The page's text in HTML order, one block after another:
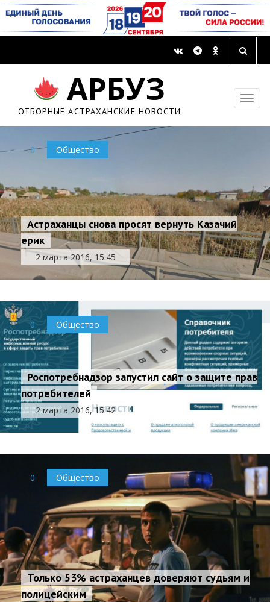
АРБУЗ
ОТБОРНЫЕ АСТРАХАНСКИЕ НОВОСТИ
0 Общество
Астраханцы снова просят вернуть Казачий
ерик
2 марта 2016, 15:45
0 Общество
Роспотребнадзор запустил сайт о защите прав
потребителей
2 марта 2016, 15:42
0 Общество
Только 53% астраханцев доверяют судьям и
полицейским